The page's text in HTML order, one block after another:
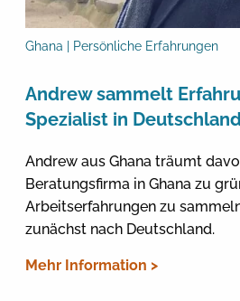
Ghana | Persönliche Erfahrungen
Andrew sammelt
Spezialist in Deutschland
Andrew aus Ghana träumt
Beratungsfirma in Ghana zu
Arbeitserfahrungen zu
zunächst nach Deutschland.
Mehr Information >